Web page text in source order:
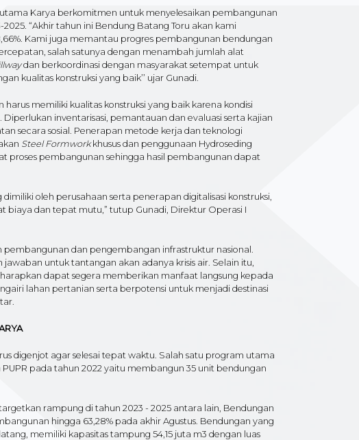
Karya berkomitmen untuk menyelesaikan pembangunan
“Akhir tahun ini Bendung Batang Toru akan kami
Kami juga memantau progres pembangunan bendungan
salah satunya dengan menambah jumlah alat
dan berkoordinasi dengan masyarakat setempat untuk
kualitas konstruksi yang baik’’ ujar Gunadi.
memiliki kualitas konstruksi yang baik karena kondisi
inventarisasi, pemantauan dan evaluasi serta kajian
secara sosial. Penerapan metode kerja dan teknologi
Steel Formworkkhusus dan penggunaan Hydroseding
proses pembangunan sehingga hasil pembangunan dapat
oleh perusahaan serta penerapan digitalisasi konstruksi,
dan tepat mutu,” tutup Gunadi, Direktur Operasi I
dan pengembangan infrastruktur nasional.
untuk tantangan akan adanya krisis air. Selain itu,
dapat segera memberikan manfaat langsung kepada
lahan pertanian serta berpotensi untuk menjadi destinasi
digenjot agar selesai tepat waktu. Salah satu program utama
pada tahun 2022 yaitu membangun 35 unit bendungan
rampung di tahun 2023 - 2025 antara lain, Bendungan
hingga 63,28% pada akhir Agustus. Bendungan yang
memiliki kapasitas tampung 54,15 juta m3 dengan luas